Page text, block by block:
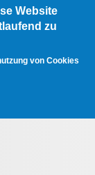
Website
zu
von Cookies